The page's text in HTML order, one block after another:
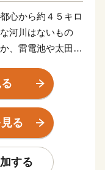
心から約４５キロ
河川はないもの
、雷電池や太田ヶ
空間が広がる一
の原風景が残され
す。
があり、東武東上
などに直接行ける
る
する